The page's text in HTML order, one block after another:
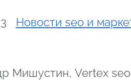
Новости seo и
Мишустин, Vertex seo